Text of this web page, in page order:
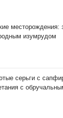
месторождения:
изумрудом
серьги с
с